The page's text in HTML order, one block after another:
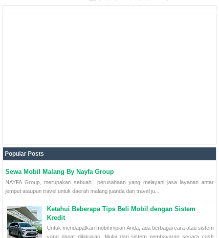
Popular Posts
Sewa Mobil Malang By Nayfa Group
NAYFA Group, merupakan sebuah perusahaan yang melayani jasa layanan antar
jemput ataupun travel untuk daerah malang juanda dan travel ju...
Ketahui Beberapa Tips Beli Mobil dengan Sistem
Kredit
Untuk mendapatkan mobil impian Anda, ada berbagai cara atau sistem
yang dapat dilakukan. Mulai dari sistem pembayaran secara cash